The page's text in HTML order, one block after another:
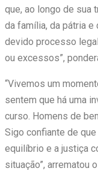
que, ao longo de sua
da família, da pátria e
devido processo
ou excessos”,
“Vivemos um
sentem que há uma
curso. Homens de
Sigo confiante de
equilíbrio e a justiça
situação”, arrematou